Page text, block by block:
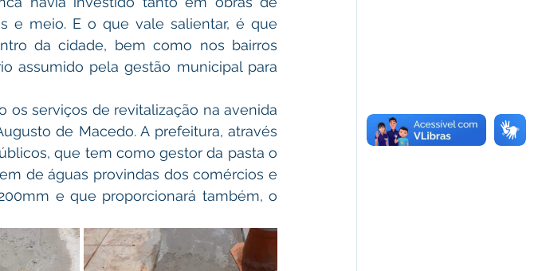
e meio. E o que vale salientar, é que
da cidade, bem como nos bairros
assumido pela gestão municipal para
de Macedo. A prefeitura, através
que tem como gestor da pasta o
de águas provindas dos comércios e
e que proporcionará também, o